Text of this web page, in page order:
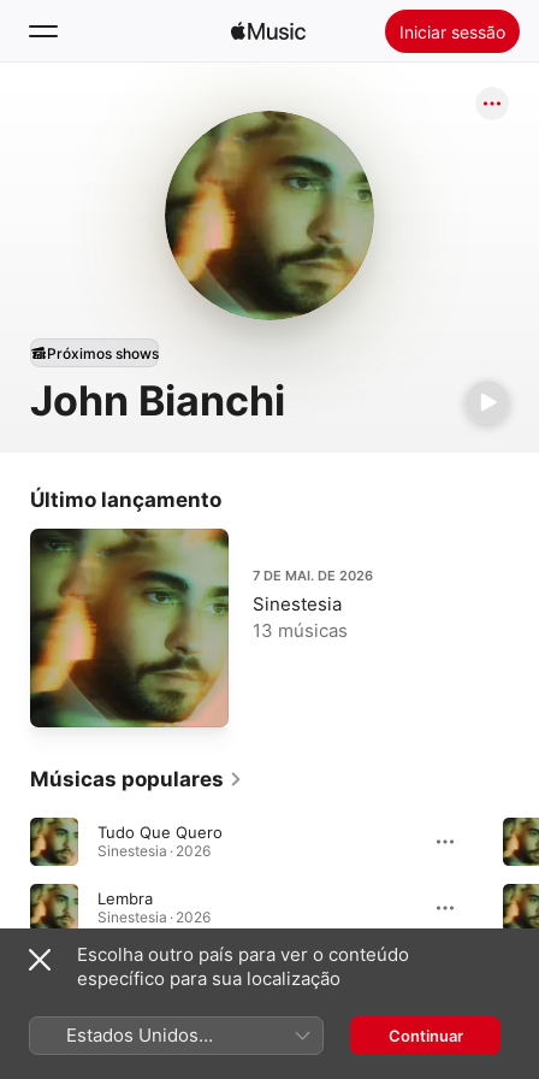
Iniciar sessão
Instalar o Apple Music
John Bianchi
Próximos shows
Último lançamento
7 DE MAI. DE 2026
Sinestesia
13 músicas
Músicas populares
Tudo Que Quero
Sinestesia · 2026
Lembra
Sinestesia · 2026
Nosso Sofá
Sinestesia · 2026
Escolha outro país para ver o conteúdo
específico para sua localização
Estados Unidos
(Português Brasil)
Continuar